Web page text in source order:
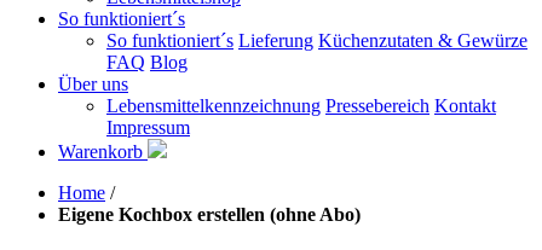
So funktioniert´s
So funktioniert´s Lieferung Küchenzutaten & Gewürze
FAQ Blog
Über uns
Lebensmittelkennzeichnung Pressebereich Kontakt
Impressum
Warenkorb
Home /
Eigene Kochbox erstellen (ohne Abo)